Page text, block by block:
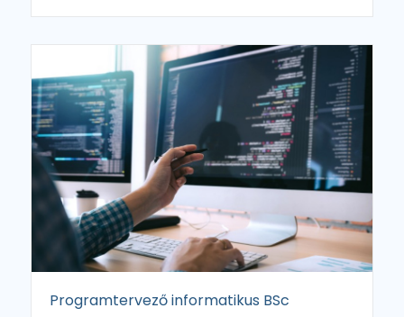
Programtervező informatikus BSc